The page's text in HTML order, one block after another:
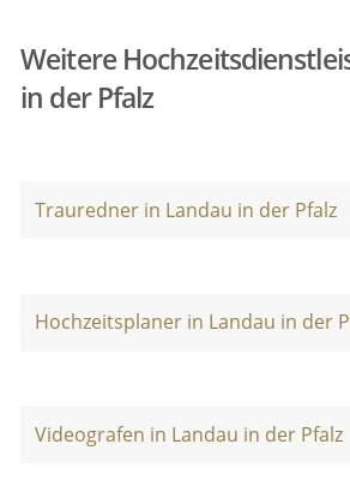
Weitere
in der Pfalz
Trauredner in Landau in der Pfalz
Hochzeitsplaner in Landau in der
Videografen in Landau in der Pfalz